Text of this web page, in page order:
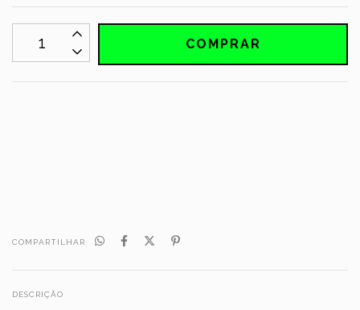
COMPARTILHAR
DESCRIÇÃO